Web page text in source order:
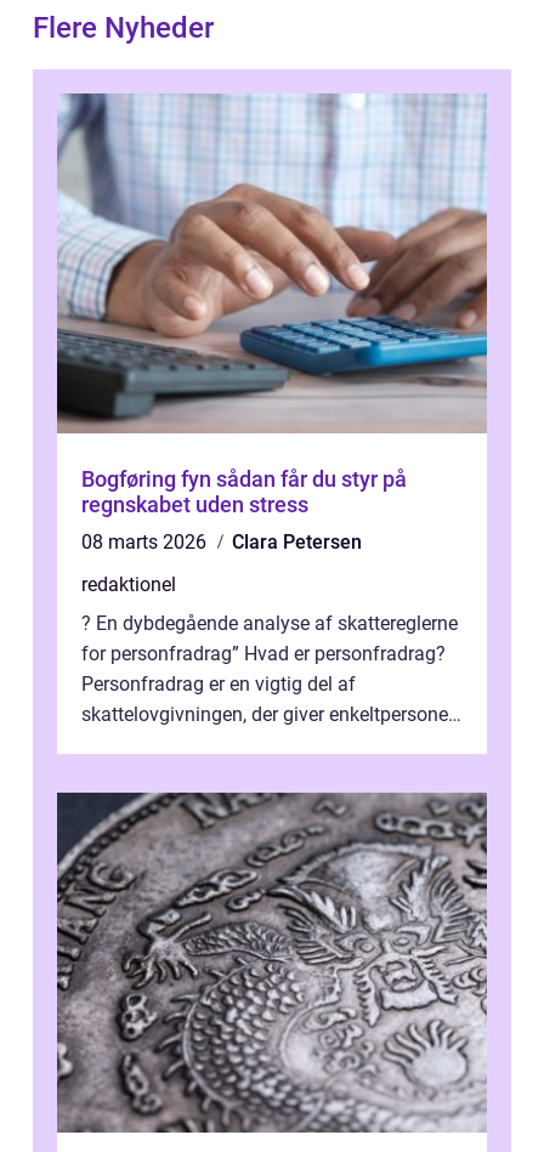
Flere Nyheder
Bogføring fyn sådan får du styr på
regnskabet uden stress
08 marts 2026
Clara Petersen
redaktionel
? En dybdegående analyse af skattereglerne
for personfradrag” Hvad er personfradrag?
Personfradrag er en vigtig del af
skattelovgivningen, der giver enkeltpersoner